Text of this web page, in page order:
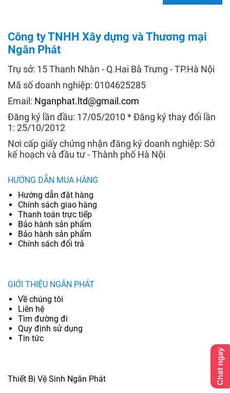
Công ty TNHH Xây dựng và Thương mại
Ngân Phát
Trụ sở: 15 Thanh Nhàn - Q.Hai Bà Trưng - TP.Hà Nội
Mã số doanh nghiệp: 0104625285
Email: Nganphat.ltd@gmail.com
Đăng ký lần đầu: 17/05/2010 * Đăng ký thay đổi lần
1: 25/10/2012
Nơi cấp giấy chứng nhận đăng ký doanh nghiệp: Sở
kế hoạch và đầu tư - Thành phố Hà Nội
HƯỚNG DẪN MUA HÀNG
Hướng dẫn đặt hàng
Chính sách giao hàng
Thanh toán trực tiếp
Bảo hành sản phẩm
Bảo hành sản phẩm
Chính sách đổi trả
GIỚI THIỆU NGÂN PHÁT
Về chúng tôi
Liên hệ
Tìm đường đi
Quy định sử dụng
Tin tức
Thiết Bị Vệ Sinh Ngân Phát